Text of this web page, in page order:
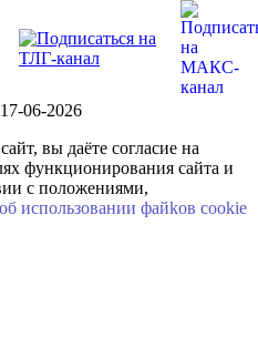
06-2026
вы даёте согласие на
функционирования сайта и
с положениями,
использовании файkов cookie